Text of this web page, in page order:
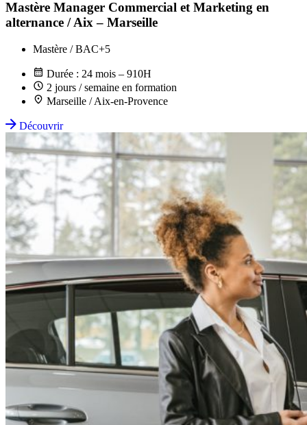
Mastère Manager Commercial et Marketing en
alternance / Aix – Marseille
Mastère / BAC+5
Durée : 24 mois – 910H
2 jours / semaine en formation
Marseille / Aix-en-Provence
Découvrir